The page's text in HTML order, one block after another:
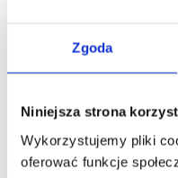
Zgoda
Niniejsza strona
Wykorzystujemy pliki
oferować funkcje
Kontakt
Centrala